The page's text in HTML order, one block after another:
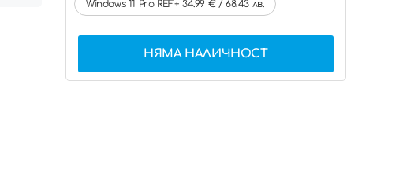
Windows 11 Pro REF+ 34.99 € / 68.43 лв.
НЯМА НАЛИЧНОСТ